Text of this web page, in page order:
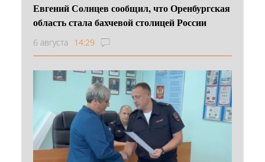
Евгений Солнцев сообщил, что Оренбургская
область стала бахчевой столицей России
6 августа 14:29